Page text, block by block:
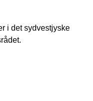
i det sydvestjyske